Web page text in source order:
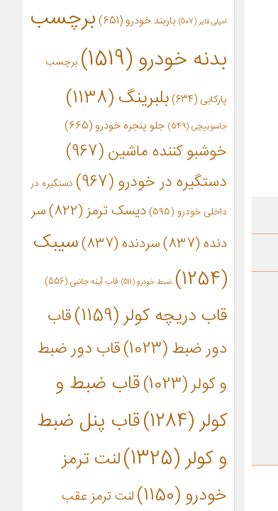
امپلی فایر (507) باربند خودرو(651)
برچسب
بدنه خودرو(1519) برچسب
پارکابی (634) بلبرینگ(1138)
جاسوییچی (549) جلو پنجره خودرو (665)
خوشبو کننده ماشین(967)
دستگیره در خودرو(967)
دستگیره در
داخلی خودرو (595) دیسک ترمز(822)
سر
دنده(837) سردنده(837)
سیبک
(1254)
ضبط خودرو(511) قاب آینه جانبی (556)
قاب دریچه کولر(1159)
قاب
دور ضبط(1023)
قاب دور ضبط
و کولر(1023)
قاب ضبط و
کولر(1284)
قاب پنل ضبط
و کولر(1325)
لنت ترمز
خودرو(1150)
لنت ترمز عقب